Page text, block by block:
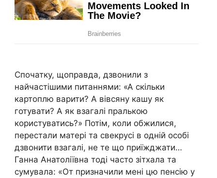
Спочатку, щоправда, дзвонили з
найчастішими питаннями: «А скільки
картоплю варити? А вівсяну кашу як
готувати? А як взагалі пралькою
користуватись?» Потім, коли обжилися,
перестали матері та свекрусі в одній особі
дзвонити взагалі, не те що приїжджати…
Ганна Анатоліївна тоді часто зітхала та
сумувала: «От призначили мені цю пенсію у